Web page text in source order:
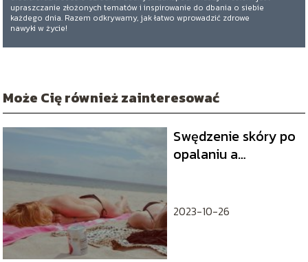
upraszczanie złożonych tematów i inspirowanie do dbania o siebie
każdego dnia. Razem odkrywamy, jak łatwo wprowadzić zdrowe
nawyki w życie!
Może Cię również zainteresować
Swędzenie skóry po
opalaniu a
2023-10-26